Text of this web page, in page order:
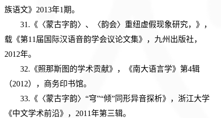
族语文》2013年1期。
31.《〈蒙古字韵〉、〈韵会〉重纽虚假现象研究，》，
载《第11届国际汉语音韵学会议论文集》，九州出版社，
2012年。
32.《照那斯图的学术贡献》，《南大语言学》第4辑
（2012），商务印书馆。
33.《〈蒙古字韵〉“穹”“倾”同形异音探析》，浙江大学
《中文学术前沿》，2011年第三辑。